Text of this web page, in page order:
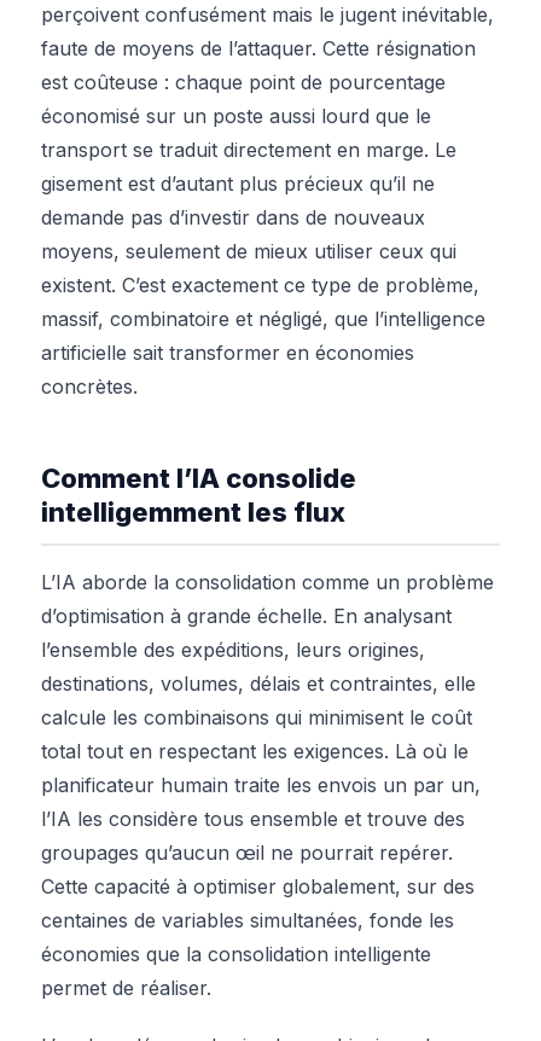
perçoivent confusément mais le jugent inévitable,
faute de moyens de l’attaquer. Cette résignation
est coûteuse : chaque point de pourcentage
économisé sur un poste aussi lourd que le
transport se traduit directement en marge. Le
gisement est d’autant plus précieux qu’il ne
demande pas d’investir dans de nouveaux
moyens, seulement de mieux utiliser ceux qui
existent. C’est exactement ce type de problème,
massif, combinatoire et négligé, que l’intelligence
artificielle sait transformer en économies
concrètes.
Comment l’IA consolide
intelligemment les flux
L’IA aborde la consolidation comme un problème
d’optimisation à grande échelle. En analysant
l’ensemble des expéditions, leurs origines,
destinations, volumes, délais et contraintes, elle
calcule les combinaisons qui minimisent le coût
total tout en respectant les exigences. Là où le
planificateur humain traite les envois un par un,
l’IA les considère tous ensemble et trouve des
groupages qu’aucun œil ne pourrait repérer.
Cette capacité à optimiser globalement, sur des
centaines de variables simultanées, fonde les
économies que la consolidation intelligente
permet de réaliser.